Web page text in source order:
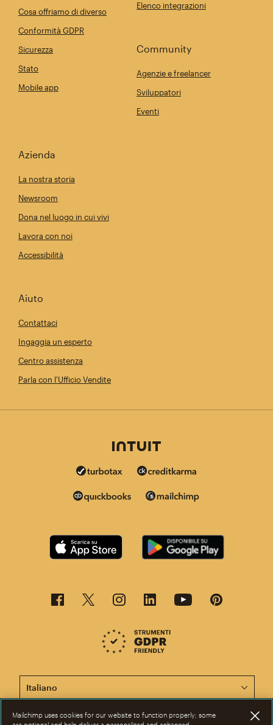
Cosa offriamo di diverso
Conformità GDPR
Sicurezza
Stato
Mobile app
Elenco integrazioni
Community
Agenzie e freelancer
Sviluppatori
Eventi
Azienda
La nostra storia
Newsroom
Dona nel luogo in cui vivi
Lavora con noi
Accessibilità
Aiuto
Contattaci
Ingaggia un esperto
Centro assistenza
Parla con l'Ufficio Vendite
Questa pagina è ora disponibile in altre lingue.
Mailchimp uses cookies for our website to function properly; some